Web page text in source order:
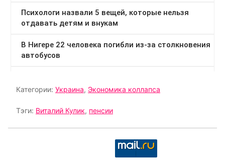
Категории: Украина, Экономика коллапса
Тэги: Виталий Кулик, пенсии